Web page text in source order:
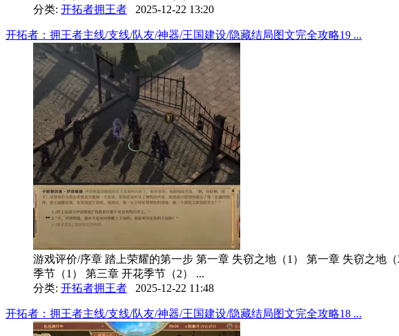
分类: 开拓者拥王者 2025-12-22 13:20
开拓者：拥王者主线/支线/队友/神器/王国建设/隐藏结局图文完全攻略19 ...
游戏评价/序章 踏上荣耀的第一步 第一章 失窃之地（1） 第一章 失窃之地
季节（1） 第三章 开花季节（2） ...
分类: 开拓者拥王者 2025-12-22 11:48
开拓者：拥王者主线/支线/队友/神器/王国建设/隐藏结局图文完全攻略18 ...